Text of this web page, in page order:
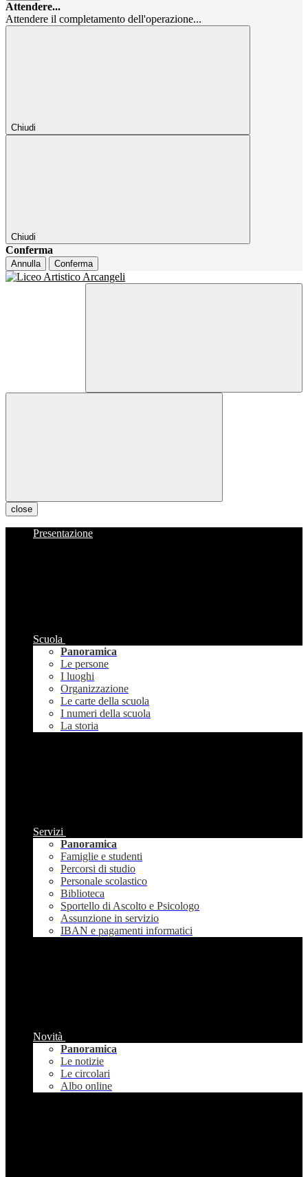
Attendere...
Attendere il completamento dell'operazione...
Chiudi
Chiudi
Conferma
Annulla Conferma
close
Presentazione
Scuola
Panoramica
Le persone
I luoghi
Organizzazione
Le carte della scuola
I numeri della scuola
La storia
Servizi
Panoramica
Famiglie e studenti
Percorsi di studio
Personale scolastico
Biblioteca
Sportello di Ascolto e Psicologo
Assunzione in servizio
IBAN e pagamenti informatici
Novità
Panoramica
Le notizie
Le circolari
Albo online